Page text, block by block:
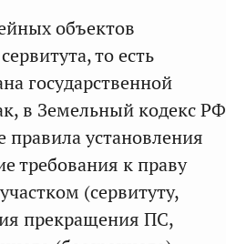
объектов
то есть
государственной
в Земельный кодекс РФ
установления
требования к праву
(сервитуту,
прекращения ПС,